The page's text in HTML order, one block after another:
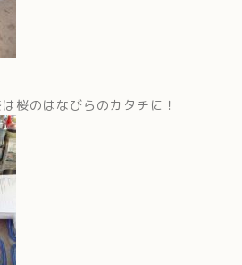
桜のはなびらのカタチに！